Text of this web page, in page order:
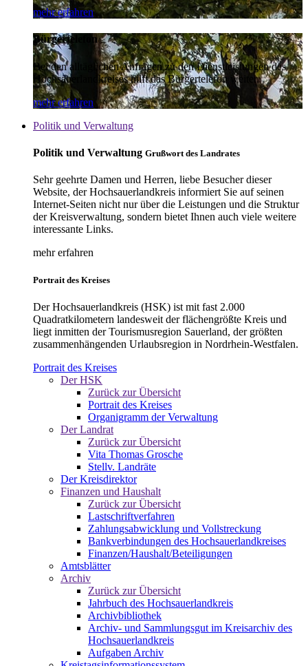
mehr erfahren
Bürgertelefon
Bei den alltäglichen Anfragen zu den Dienstleistungen des
Hochsauerlandkreises hilft das Bürgertelefon weiter.
mehr erfahren
Politik und Verwaltung
Politik und Verwaltung Grußwort des Landrates
Sehr geehrte Damen und Herren, liebe Besucher dieser
Website, der Hochsauerlandkreis informiert Sie auf seinen
Internet-Seiten nicht nur über die Leistungen und die Struktur
der Kreisverwaltung, sondern bietet Ihnen auch viele weitere
interessante Links.
mehr erfahren
Portrait des Kreises
Der Hochsauerlandkreis (HSK) ist mit fast 2.000
Quadratkilometern landesweit der flächengrößte Kreis und
liegt inmitten der Tourismusregion Sauerland, der größten
zusammenhängenden Urlaubsregion in Nordrhein-Westfalen.
Portrait des Kreises
Der HSK
Zurück zur Übersicht
Portrait des Kreises
Organigramm der Verwaltung
Der Landrat
Zurück zur Übersicht
Vita Thomas Grosche
Stellv. Landräte
Der Kreisdirektor
Finanzen und Haushalt
Zurück zur Übersicht
Lastschriftverfahren
Zahlungsabwicklung und Vollstreckung
Bankverbindungen des Hochsauerlandkreises
Finanzen/Haushalt/Beteiligungen
Amtsblätter
Archiv
Zurück zur Übersicht
Jahrbuch des Hochsauerlandkreis
Archivbibliothek
Archiv- und Sammlungsgut im Kreisarchiv des
Hochsauerlandkreis
Aufgaben Archiv